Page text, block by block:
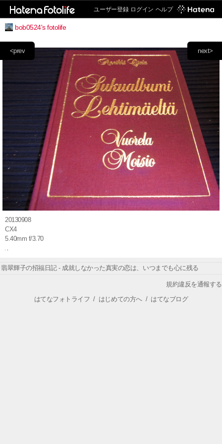
ユーザー登録 ログイン ヘルプ
bob0524's fotolife
next>
<prev
20130908
CX4
5.40mm f/3.70
翡翠輝子の招福日記 - 成就しなかった真実の恋は、いつまでも心に残る
規約違反を通報する
はてなフォトライフ / はじめての方へ/ はてなブログ